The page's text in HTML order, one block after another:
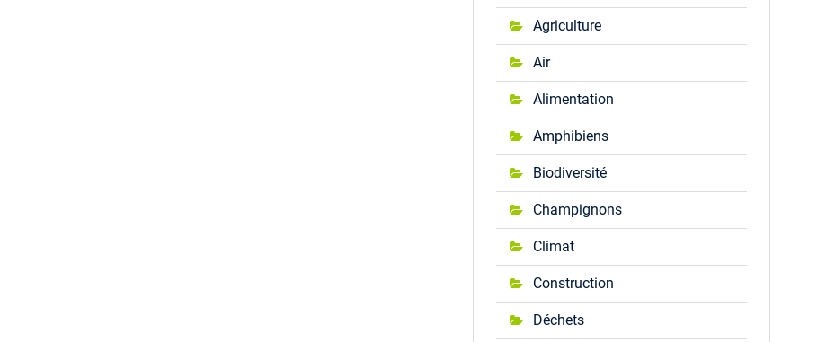
Agriculture
Air
Alimentation
Amphibiens
Biodiversité
Champignons
Climat
Construction
Déchets